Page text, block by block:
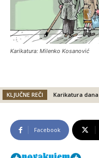
Karikatura: Milenko Kosanović
KLJUČNE REČI Karikatura dana
Facebook